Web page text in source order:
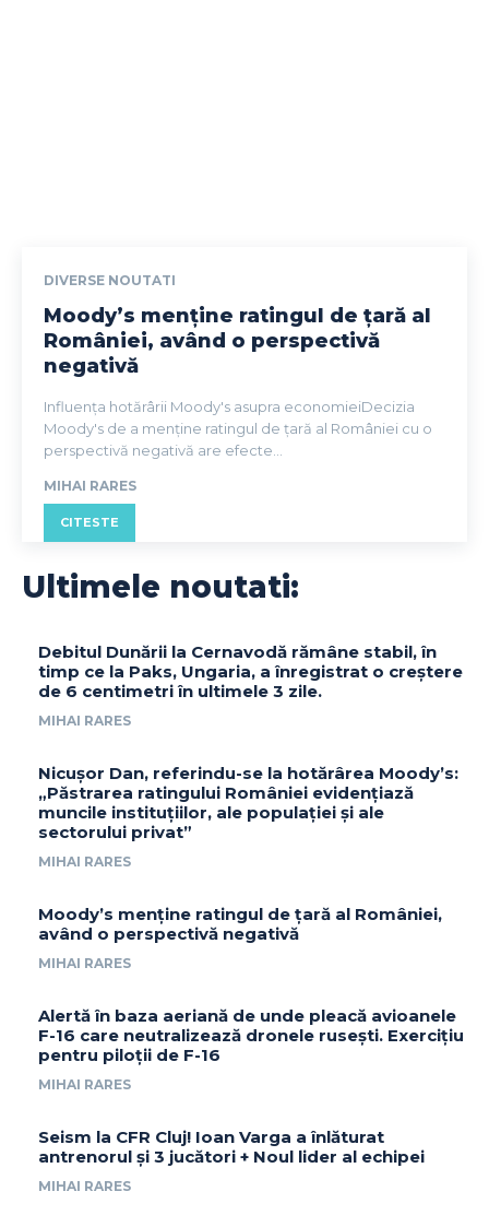
DIVERSE NOUTATI
Moody’s menține ratingul de țară al
României, având o perspectivă
negativă
Influența hotărârii Moody's asupra economieiDecizia
Moody's de a menține ratingul de țară al României cu o
perspectivă negativă are efecte...
MIHAI RARES
CITESTE
Ultimele noutati:
Debitul Dunării la Cernavodă rămâne stabil, în
timp ce la Paks, Ungaria, a înregistrat o creștere
de 6 centimetri în ultimele 3 zile.
MIHAI RARES
Nicușor Dan, referindu-se la hotărârea Moody’s:
„Păstrarea ratingului României evidențiază
muncile instituțiilor, ale populației și ale
sectorului privat”
MIHAI RARES
Moody’s menține ratingul de țară al României,
având o perspectivă negativă
MIHAI RARES
Alertă în baza aeriană de unde pleacă avioanele
F-16 care neutralizează dronele rusești. Exercițiu
pentru piloții de F-16
MIHAI RARES
Seism la CFR Cluj! Ioan Varga a înlăturat
antrenorul și 3 jucători + Noul lider al echipei
MIHAI RARES